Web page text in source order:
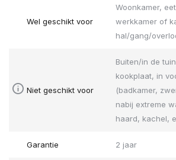
Wel geschikt voor
Woonkamer,
werkkamer of
hal/gang/
Niet geschikt voor
Buiten/in de
kookplaat, in
(badkamer,
nabij extreme
haard, kachel,
Garantie 2 jaar